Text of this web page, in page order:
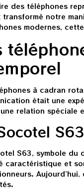
des téléphones
notre
modernes,
à cadran
était une
relation spéciale
S63, symbole du
caractéristique et